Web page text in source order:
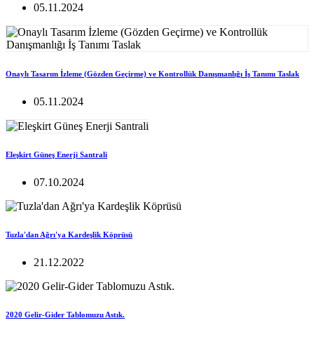
05.11.2024
Onaylı Tasarım İzleme (Gözden Geçirme) ve Kontrollük Danışmanlığı İş Tanımı Taslak
05.11.2024
Eleşkirt Güneş Enerji Santrali
07.10.2024
Tuzla'dan Ağrı'ya Kardeşlik Köprüsü
21.12.2022
2020 Gelir-Gider Tablomuzu Astık.